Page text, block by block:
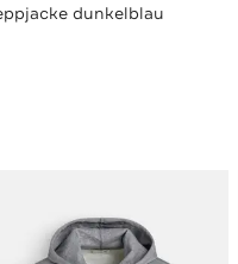
dunkelblau